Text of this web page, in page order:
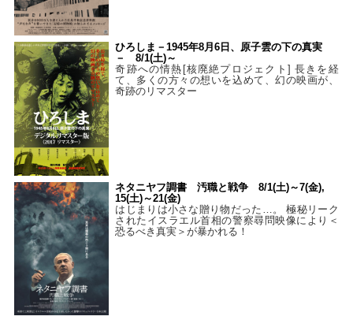
ひろしま－1945年8月6日、原子雲の下の真実
－ 8/1(土)～
奇跡への情熱[核廃絶プロジェクト] 長きを経
て、多くの方々の想いを込めて、幻の映画が、
奇跡のリマスター
ネタニヤフ調書 汚職と戦争 8/1(土)～7(金),
15(土)～21(金)
はじまりは小さな贈り物だった…。 極秘リーク
されたイスラエル首相の警察尋問映像により＜
恐るべき真実＞が暴かれる！